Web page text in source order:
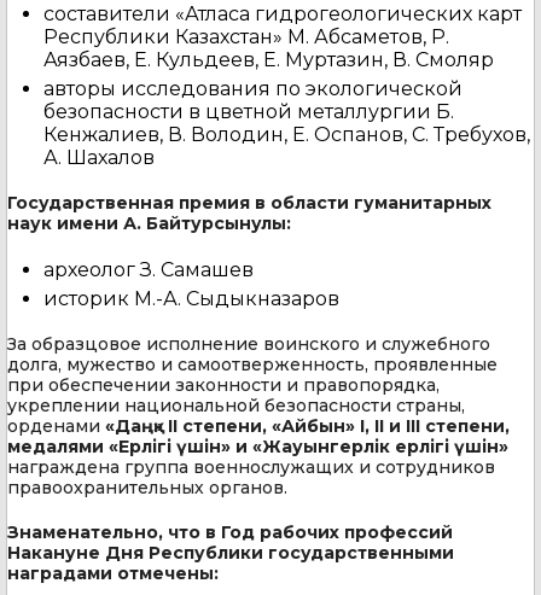
составители «Атласа гидрогеологических карт
Республики Казахстан» М. Абсаметов, Р.
Аязбаев, Е. Кульдеев, Е. Муртазин, В. Смоляр
авторы исследования по экологической
безопасности в цветной металлургии Б.
Кенжалиев, В. Володин, Е. Оспанов, С. Требухов,
А. Шахалов
Государственная премия в области гуманитарных
наук имени А. Байтурсынулы:
археолог З. Самашев
историк М.-А. Сыдыкназаров
За образцовое исполнение воинского и служебного
долга, мужество и самоотверженность, проявленные
при обеспечении законности и правопорядка,
укреплении национальной безопасности страны,
орденами «Даңқ» II степени, «Айбын» I, II и III степени,
медалями «Ерлігі үшін» и «Жауынгерлік ерлігі үшін»
награждена группа военнослужащих и сотрудников
правоохранительных органов.
Знаменательно, что в Год рабочих профессий
Накануне Дня Республики государственными
наградами отмечены: